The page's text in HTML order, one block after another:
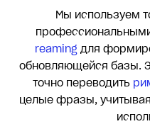
Мы используем
reaming для
обновляющейся базы.
точно переводить
целые фразы, учитывая